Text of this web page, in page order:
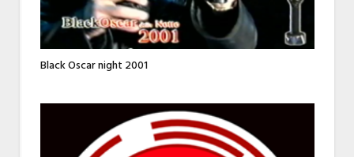
Black Oscar night 2001